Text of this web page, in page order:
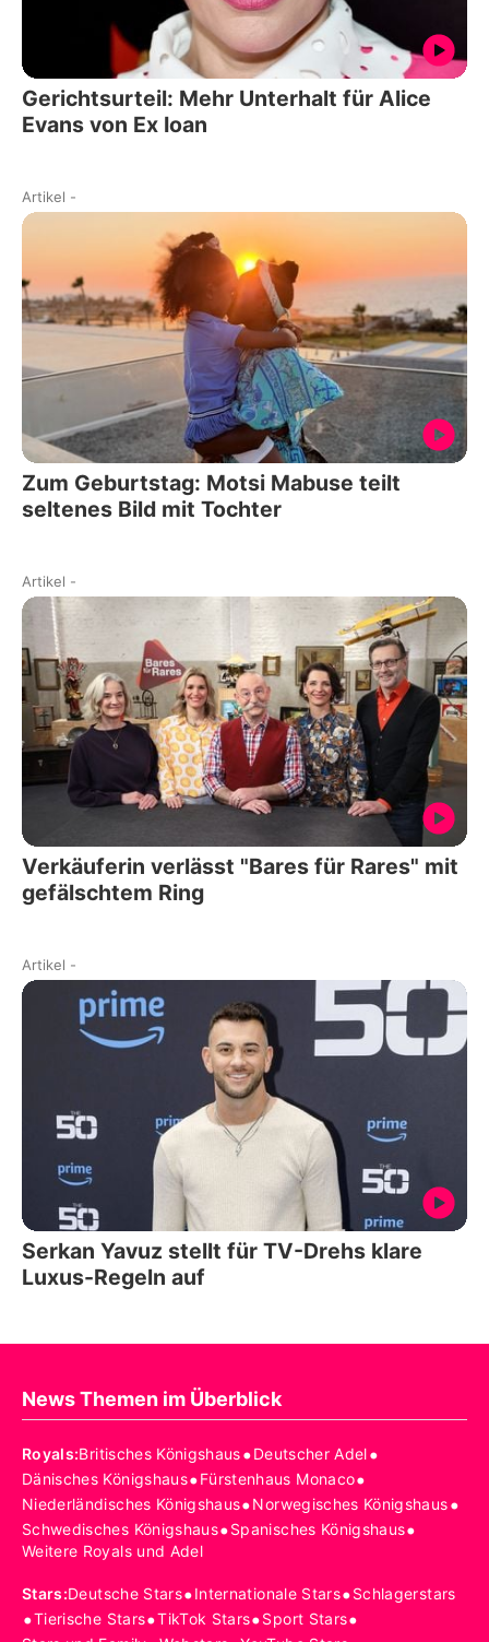
Gerichtsurteil: Mehr Unterhalt für Alice
Evans von Ex Ioan
Artikel -
Zum Geburtstag: Motsi Mabuse teilt
seltenes Bild mit Tochter
Artikel -
Verkäuferin verlässt "Bares für Rares" mit
gefälschtem Ring
Artikel -
Serkan Yavuz stellt für TV-Drehs klare
Luxus-Regeln auf
News Themen im Überblick
Royals:Britisches Königshaus•Deutscher Adel•
Dänisches Königshaus•Fürstenhaus Monaco•
Niederländisches Königshaus•Norwegisches Königshaus•
Schwedisches Königshaus•Spanisches Königshaus•
Weitere Royals und Adel
Stars:Deutsche Stars•Internationale Stars•Schlagerstars
•Tierische Stars•TikTok Stars•Sport Stars•